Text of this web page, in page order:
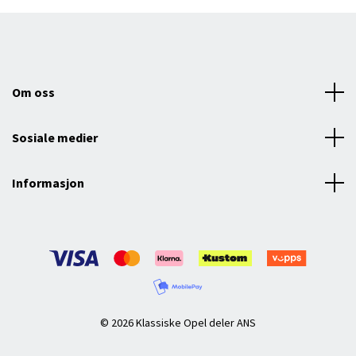
Om oss
Sosiale medier
Informasjon
© 2026 Klassiske Opel deler ANS